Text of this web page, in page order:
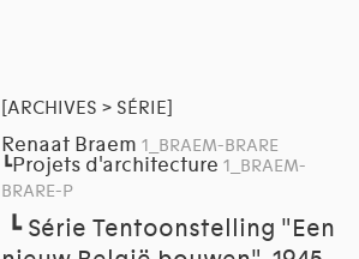
[ARCHIVES > SÉRIE]
Renaat Braem 1_BRAEM-BRARE
┗Projets d'architecture 1_BRAEM-
BRARE-P
┗ Série Tentoonstelling "Een